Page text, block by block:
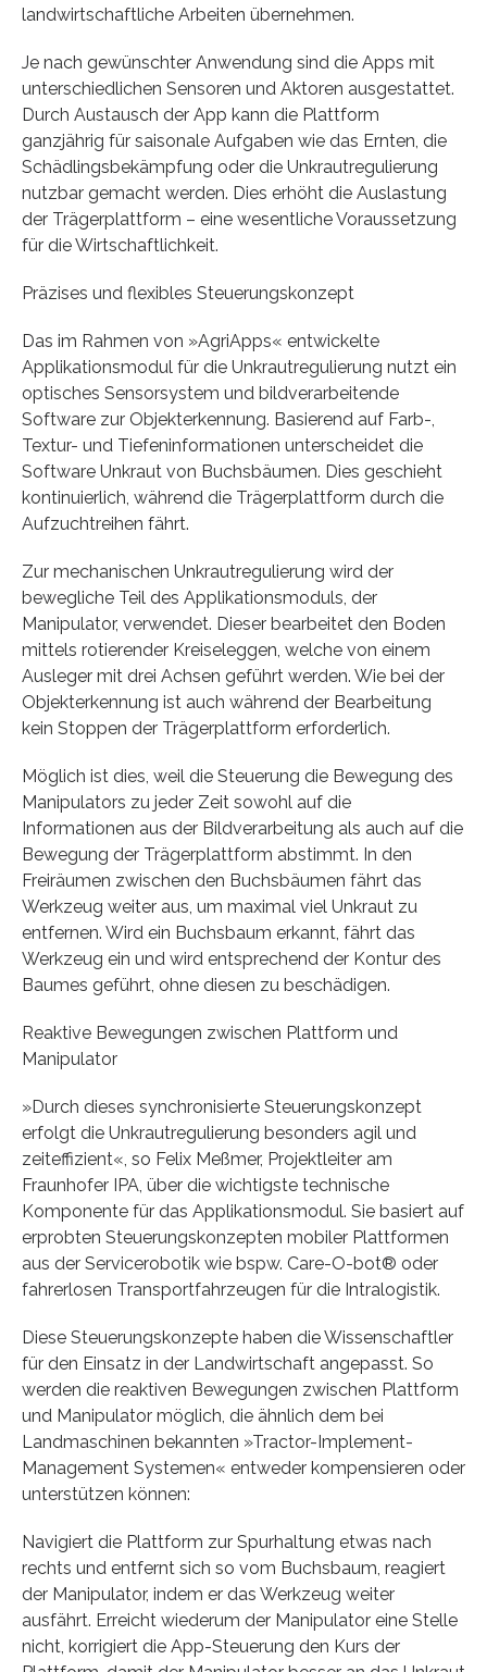
landwirtschaftliche Arbeiten übernehmen.
Je nach gewünschter Anwendung sind die Apps mit
unterschiedlichen Sensoren und Aktoren ausgestattet.
Durch Austausch der App kann die Plattform
ganzjährig für saisonale Aufgaben wie das Ernten, die
Schädlingsbekämpfung oder die Unkrautregulierung
nutzbar gemacht werden. Dies erhöht die Auslastung
der Trägerplattform – eine wesentliche Voraussetzung
für die Wirtschaftlichkeit.
Präzises und flexibles Steuerungskonzept
Das im Rahmen von »AgriApps« entwickelte
Applikationsmodul für die Unkrautregulierung nutzt ein
optisches Sensorsystem und bildverarbeitende
Software zur Objekterkennung. Basierend auf Farb-,
Textur- und Tiefeninformationen unterscheidet die
Software Unkraut von Buchsbäumen. Dies geschieht
kontinuierlich, während die Trägerplattform durch die
Aufzuchtreihen fährt.
Zur mechanischen Unkrautregulierung wird der
bewegliche Teil des Applikationsmoduls, der
Manipulator, verwendet. Dieser bearbeitet den Boden
mittels rotierender Kreiseleggen, welche von einem
Ausleger mit drei Achsen geführt werden. Wie bei der
Objekterkennung ist auch während der Bearbeitung
kein Stoppen der Trägerplattform erforderlich.
Möglich ist dies, weil die Steuerung die Bewegung des
Manipulators zu jeder Zeit sowohl auf die
Informationen aus der Bildverarbeitung als auch auf die
Bewegung der Trägerplattform abstimmt. In den
Freiräumen zwischen den Buchsbäumen fährt das
Werkzeug weiter aus, um maximal viel Unkraut zu
entfernen. Wird ein Buchsbaum erkannt, fährt das
Werkzeug ein und wird entsprechend der Kontur des
Baumes geführt, ohne diesen zu beschädigen.
Reaktive Bewegungen zwischen Plattform und
Manipulator
»Durch dieses synchronisierte Steuerungskonzept
erfolgt die Unkrautregulierung besonders agil und
zeiteffizient«, so Felix Meßmer, Projektleiter am
Fraunhofer IPA, über die wichtigste technische
Komponente für das Applikationsmodul. Sie basiert auf
erprobten Steuerungskonzepten mobiler Plattformen
aus der Servicerobotik wie bspw. Care-O-bot® oder
fahrerlosen Transportfahrzeugen für die Intralogistik.
Diese Steuerungskonzepte haben die Wissenschaftler
für den Einsatz in der Landwirtschaft angepasst. So
werden die reaktiven Bewegungen zwischen Plattform
und Manipulator möglich, die ähnlich dem bei
Landmaschinen bekannten »Tractor-Implement-
Management Systemen« entweder kompensieren oder
unterstützen können:
Navigiert die Plattform zur Spurhaltung etwas nach
rechts und entfernt sich so vom Buchsbaum, reagiert
der Manipulator, indem er das Werkzeug weiter
ausfährt. Erreicht wiederum der Manipulator eine Stelle
nicht, korrigiert die App-Steuerung den Kurs der